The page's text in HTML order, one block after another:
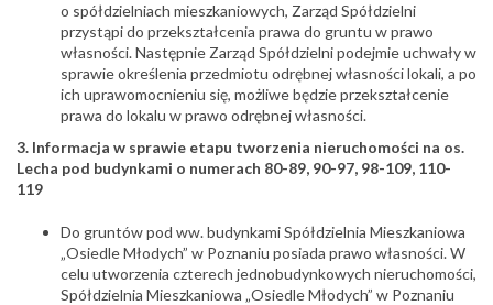
o spółdzielniach mieszkaniowych, Zarząd Spółdzielni
przystąpi do przekształcenia prawa do gruntu w prawo
własności. Następnie Zarząd Spółdzielni podejmie uchwały w
sprawie określenia przedmiotu odrębnej własności lokali, a po
ich uprawomocnieniu się, możliwe będzie przekształcenie
prawa do lokalu w prawo odrębnej własności.
3. Informacja w sprawie etapu tworzenia nieruchomości na os.
Lecha pod budynkami o numerach 80-89, 90-97, 98-109, 110-
119
Do gruntów pod ww. budynkami Spółdzielnia Mieszkaniowa
„Osiedle Młodych” w Poznaniu posiada prawo własności. W
celu utworzenia czterech jednobudynkowych nieruchomości,
Spółdzielnia Mieszkaniowa „Osiedle Młodych” w Poznaniu